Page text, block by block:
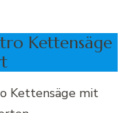
Kettensäge